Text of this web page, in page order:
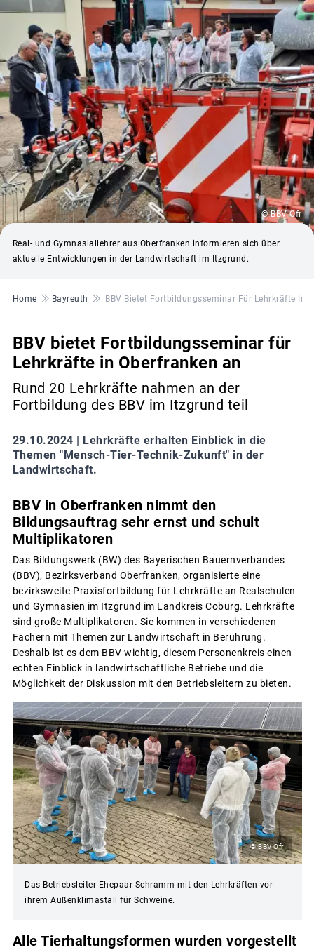
© BBV Ofr
Real- und Gymnasiallehrer aus Oberfranken informieren sich über
aktuelle Entwicklungen in der Landwirtschaft im Itzgrund.
Pfadnavigation
Home Bayreuth BBV Bietet Fortbildungsseminar Für Lehrkräfte In
BBV bietet Fortbildungsseminar für
Lehrkräfte in Oberfranken an
Rund 20 Lehrkräfte nahmen an der
Fortbildung des BBV im Itzgrund teil
29.10.2024 |
Lehrkräfte erhalten Einblick in die
Themen "Mensch-Tier-Technik-Zukunft" in der
Landwirtschaft.
BBV in Oberfranken nimmt den
Bildungsauftrag sehr ernst und schult
Multiplikatoren
Das Bildungswerk (BW) des Bayerischen Bauernverbandes
(BBV), Bezirksverband Oberfranken, organisierte eine
bezirksweite Praxisfortbildung für Lehrkräfte an Realschulen
und Gymnasien im Itzgrund im Landkreis Coburg. Lehrkräfte
sind große Multiplikatoren. Sie kommen in verschiedenen
Fächern mit Themen zur Landwirtschaft in Berührung.
Deshalb ist es dem BBV wichtig, diesem Personenkreis einen
echten Einblick in landwirtschaftliche Betriebe und die
Möglichkeit der Diskussion mit den Betriebsleitern zu bieten.
© BBV Ofr
Das Betriebsleiter Ehepaar Schramm mit den Lehrkräften vor
ihrem Außenklimastall für Schweine.
Alle Tierhaltungsformen wurden vorgestellt